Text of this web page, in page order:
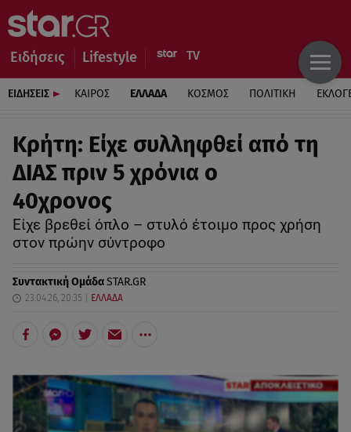
Ειδήσεις Lifestyle
ΕΙΔΗΣΕΙΣ ΚΑΙΡΟΣ ΕΛΛΑΔΑ ΚΟΣΜΟΣ ΠΟΛΙΤΙΚΗ
Κρήτη: Είχε συλληφθεί από τη
ΔΙΑΣ πριν 5 χρόνια ο
40χρονος
Είχε βρεθεί όπλο – στυλό έτοιμο προς χρήση
στον πρώην σύντροφο
Συντακτική ΟμάδαSTAR.GR
23.04.26, 20:35 ΕΛΛΑΔΑ